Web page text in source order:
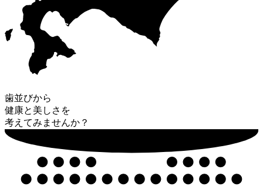
歯並びから
健康と美しさを
考えてみませんか？